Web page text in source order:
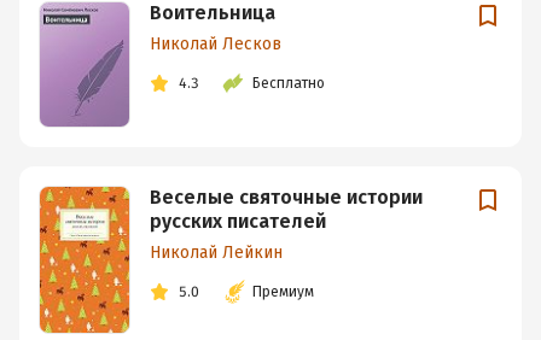
Воительница
Николай Лесков
4.3 Бесплатно
Веселые святочные истории
русских писателей
Николай Лейкин
5.0 Премиум